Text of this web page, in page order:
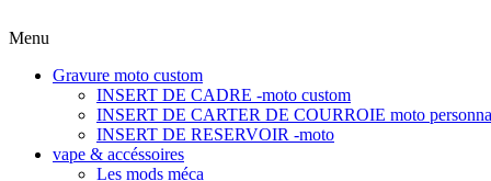
Menu
Gravure moto custom
INSERT DE CADRE -moto custom
INSERT DE CARTER DE COURROIE moto
INSERT DE RESERVOIR -moto
vape & accéssoires
Les mods méca